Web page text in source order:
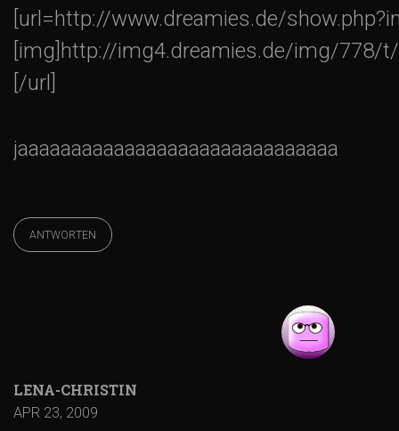
s
-
N
a
v
i
t
[url=http://www.dreamies.de/
[img]http://img4.dreamies.de/img/778/
[/url]
jaaaaaaaaaaaaaaaaaaaaaaaaaaaaaa
ANTWORTEN
LENA-CHRISTIN
APR 23, 2009